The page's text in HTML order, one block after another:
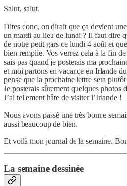
Salut, salut,
Dites donc, on dirait que ça devient
un mardi au lieu de lundi ? Il faut dire
de notre petit gars ce lundi 4 août et
bien remplie. Vos verrez cela à la fin
sais pas quand je posterais ma
et moi partons en vacance en Irlande
pense que la prochaine lettre sera
Je posterais sûrement quelques photos
J’ai tellement hâte de visiter l’Irlande !
Nous avons passé une très bonne
aussi beaucoup de bien.
Et voilà mon journal de la semaine.
La semaine dessinée